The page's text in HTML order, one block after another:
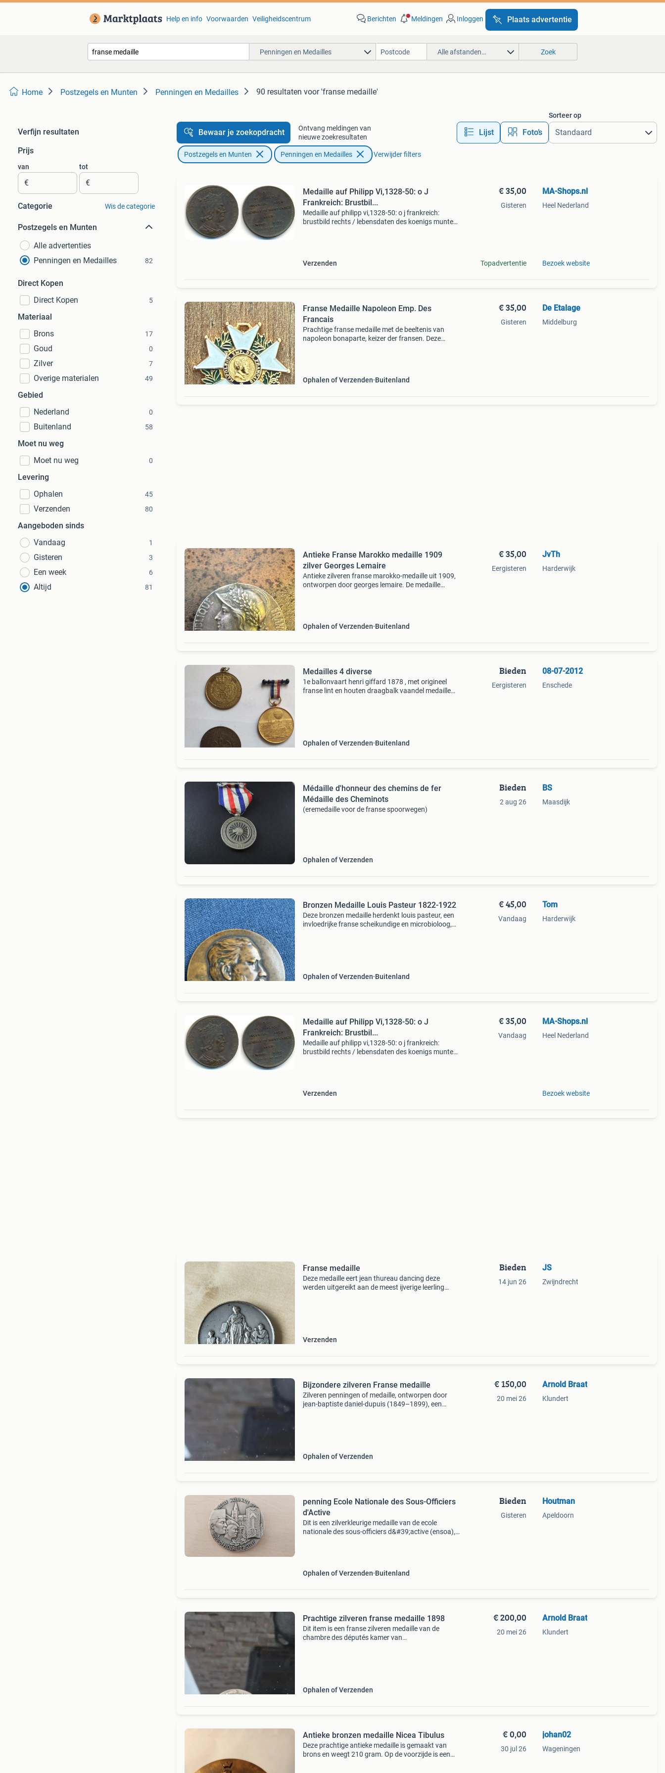
Help en info Voorwaarden Veiligheidscentrum Berichten Meldingen Inloggen Plaats advertentie
Penningen en Medailles Alle afstanden… Zoek
Home Postzegels en Munten Penningen en Medailles 90 resultaten voor 'franse medaille'
Verfijn resultaten
Prijs
van
€
tot
€
Categorie Wis de categorie
Postzegels en Munten
Alle advertenties
Penningen en Medailles
82
Direct Kopen
Direct Kopen
5
Materiaal
Brons
17
Goud 0
Zilver 7
Overige materialen 49
Gebied
Nederland
0
Buitenland 58
Moet nu weg
Moet nu weg
0
Levering
Ophalen
45
Verzenden 80
Aangeboden sinds
Vandaag
1
Gisteren 3
Een week 6
Altijd 81
Bewaar je zoekopdracht
Ontvang meldingen van
nieuwe zoekresultaten
Lijst Foto’s
Sorteer op
Postzegels en Munten Penningen en Medailles Verwijder filters
Medaille auf Philipp Vi,1328-50: o J
Frankreich: Brustbil...
Medaille auf philipp vi,1328-50: o j frankreich:
brustbild rechts / lebensdaten des koenigs munten
Verzenden
€ 35,00
Gisteren
Topadvertentie
MA-Shops.nl
Heel Nederland
Bezoek website
Franse Medaille Napoleon Emp. Des
Francais
Prachtige franse medaille met de beeltenis van
napoleon bonaparte, keizer der fransen. Deze
Ophalen of Verzenden Buitenland
€ 35,00
Gisteren
De Etalage
Middelburg
Antieke Franse Marokko medaille 1909
zilver Georges Lemaire
Antieke zilveren franse marokko-medaille uit 1909,
ontworpen door georges lemaire. De medaille
Ophalen of Verzenden Buitenland
€ 35,00
Eergisteren
JvTh
Harderwijk
Medailles 4 diverse
1e ballonvaart henri giffard 1878 , met origineel
franse lint en houten draagbalk vaandel medaille
Ophalen of Verzenden Buitenland
Bieden
Eergisteren
08-07-2012
Enschede
Médaille d'honneur des chemins de fer
Médaille des Cheminots
(eremedaille voor de franse spoorwegen)
Ophalen of Verzenden
Bieden
2 aug 26
BS
Maasdijk
Bronzen Medaille Louis Pasteur 1822-1922
Deze bronzen medaille herdenkt louis pasteur, een
invloedrijke franse scheikundige en microbioloog,
Ophalen of Verzenden Buitenland
€ 45,00
Vandaag
Tom
Harderwijk
Medaille auf Philipp Vi,1328-50: o J
Frankreich: Brustbil...
Medaille auf philipp vi,1328-50: o j frankreich:
brustbild rechts / lebensdaten des koenigs munten
Verzenden
€ 35,00
Vandaag
MA-Shops.nl
Heel Nederland
Bezoek website
Franse medaille
Deze medaille eert jean thureau dancing deze
werden uitgereikt aan de meest ijverige leerling
Verzenden
Bieden
14 jun 26
JS
Zwijndrecht
Bijzondere zilveren Franse medaille
Zilveren penningen of medaille, ontworpen door
jean-baptiste daniel-dupuis (1849–1899), een
Ophalen of Verzenden
€ 150,00
20 mei 26
Arnold Braat
Klundert
penning Ecole Nationale des Sous-Officiers
d'Active
Dit is een zilverkleurige medaille van de ecole
nationale des sous-officiers d&#39;active (ensoa),
Ophalen of Verzenden Buitenland
Bieden
Gisteren
Houtman
Apeldoorn
Prachtige zilveren franse medaille 1898
Dit item is een franse zilveren medaille van de
chambre des députés kamer van
Ophalen of Verzenden
€ 200,00
20 mei 26
Arnold Braat
Klundert
Antieke bronzen medaille Nicea Tibulus
Deze prachtige antieke medaille is gemaakt van
brons en weegt 210 gram. Op de voorzijde is een
€ 0,00
30 jul 26
johan02
Wageningen